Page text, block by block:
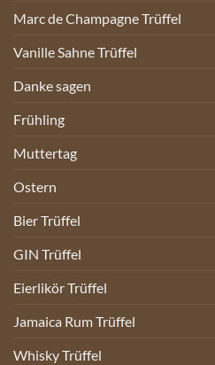
Marc de Champagne Trüffel
Vanille Sahne Trüffel
Danke sagen
Frühling
Muttertag
Ostern
Bier Trüffel
GIN Trüffel
Eierlikör Trüffel
Jamaica Rum Trüffel
Whisky Trüffel